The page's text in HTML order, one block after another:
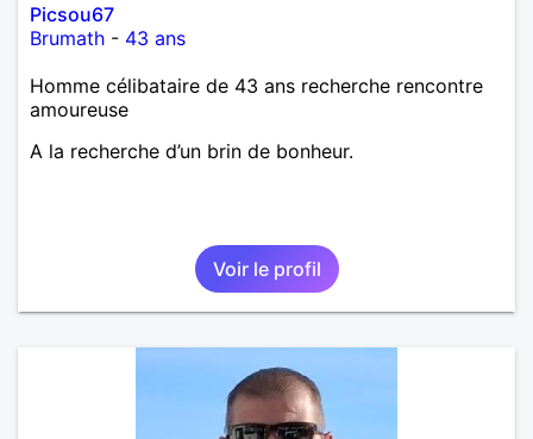
Picsou67
Brumath - 43 ans
Homme célibataire de 43 ans recherche rencontre
amoureuse
A la recherche d’un brin de bonheur.
Voir le profil